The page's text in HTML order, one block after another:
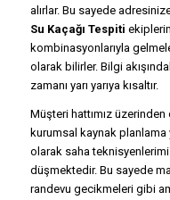
alırlar. Bu sayede
Su Kaçağı Tespiti
kombinasyonlarıyla
olarak bilirler. Bilgi
zamanı yarı yarıya kısaltır.
Müşteri hattımız üzerinden
kurumsal kaynak planlama
olarak saha
düşmektedir. Bu sayede
randevu gecikmeleri gibi